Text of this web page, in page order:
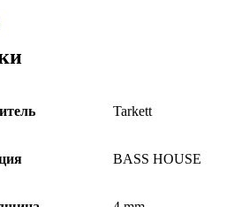
Tarkett
BASS HOUSE